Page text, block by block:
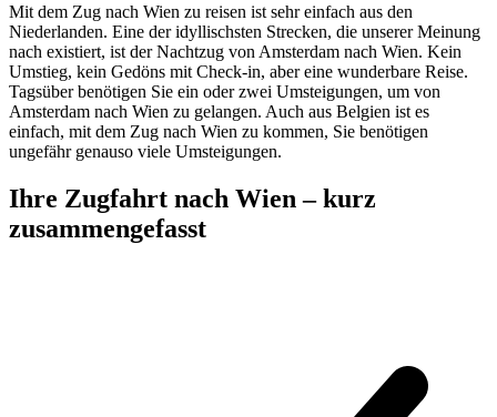
Mit dem Zug nach Wien zu reisen ist sehr einfach aus den
Niederlanden. Eine der idyllischsten Strecken, die unserer Meinung
nach existiert, ist der Nachtzug von Amsterdam nach Wien. Kein
Umstieg, kein Gedöns mit Check-in, aber eine wunderbare Reise.
Tagsüber benötigen Sie ein oder zwei Umsteigungen, um von
Amsterdam nach Wien zu gelangen. Auch aus Belgien ist es
einfach, mit dem Zug nach Wien zu kommen, Sie benötigen
ungefähr genauso viele Umsteigungen.
Ihre Zugfahrt nach Wien – kurz
zusammengefasst